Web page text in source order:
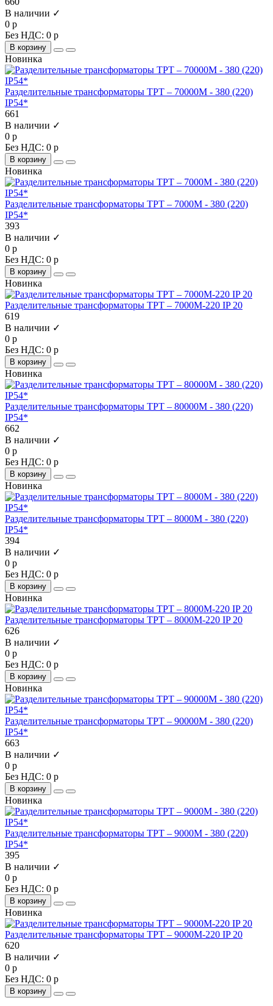
В наличии ✓
0 р
Без НДС: 0 р
В корзину
Новинка
Разделительные трансформаторы ТРТ – 70000М - 380 (220)
IP54*
661
В наличии ✓
0 р
Без НДС: 0 р
В корзину
Новинка
Разделительные трансформаторы ТРТ – 7000М - 380 (220)
IP54*
393
В наличии ✓
0 р
Без НДС: 0 р
В корзину
Новинка
Разделительные трансформаторы ТРТ – 7000М-220 IP 20
619
В наличии ✓
0 р
Без НДС: 0 р
В корзину
Новинка
Разделительные трансформаторы ТРТ – 80000М - 380 (220)
IP54*
662
В наличии ✓
0 р
Без НДС: 0 р
В корзину
Новинка
Разделительные трансформаторы ТРТ – 8000М - 380 (220)
IP54*
394
В наличии ✓
0 р
Без НДС: 0 р
В корзину
Новинка
Разделительные трансформаторы ТРТ – 8000М-220 IP 20
626
В наличии ✓
0 р
Без НДС: 0 р
В корзину
Новинка
Разделительные трансформаторы ТРТ – 90000М - 380 (220)
IP54*
663
В наличии ✓
0 р
Без НДС: 0 р
В корзину
Новинка
Разделительные трансформаторы ТРТ – 9000М - 380 (220)
IP54*
395
В наличии ✓
0 р
Без НДС: 0 р
В корзину
Новинка
Разделительные трансформаторы ТРТ – 9000М-220 IP 20
620
В наличии ✓
0 р
Без НДС: 0 р
В корзину